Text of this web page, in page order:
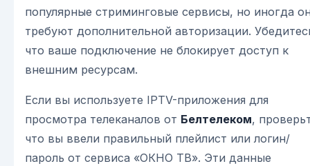
популярные стриминговые сервисы, но иногда
требуют дополнительной авторизации.
что ваше подключение не блокирует доступ к
внешним ресурсам.
Если вы используете IPTV-приложения для
просмотра телеканалов от Белтелеком,
что вы ввели правильный плейлист или логин/
пароль от сервиса «ОКНО ТВ». Эти данные